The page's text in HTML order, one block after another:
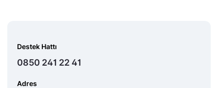
Destek Hattı
0850 241 22 41
Adres